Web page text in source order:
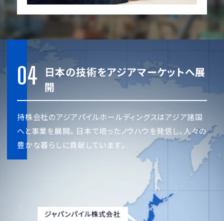
04
日本の技術をアジアマーケットへ展
開
持株会社のアジアパイルホールディングスはアジア諸国
へと事業を展開。日本で培ったノウハウを発信し、人々の
豊かな暮らしに貢献しています。